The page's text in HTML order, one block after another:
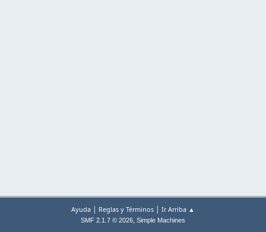
Ayuda | Reglas y Términos | Ir Arriba ▲
SMF 2.1.7 © 2026, Simple Machines